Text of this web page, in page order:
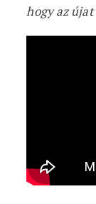
hogy az újat